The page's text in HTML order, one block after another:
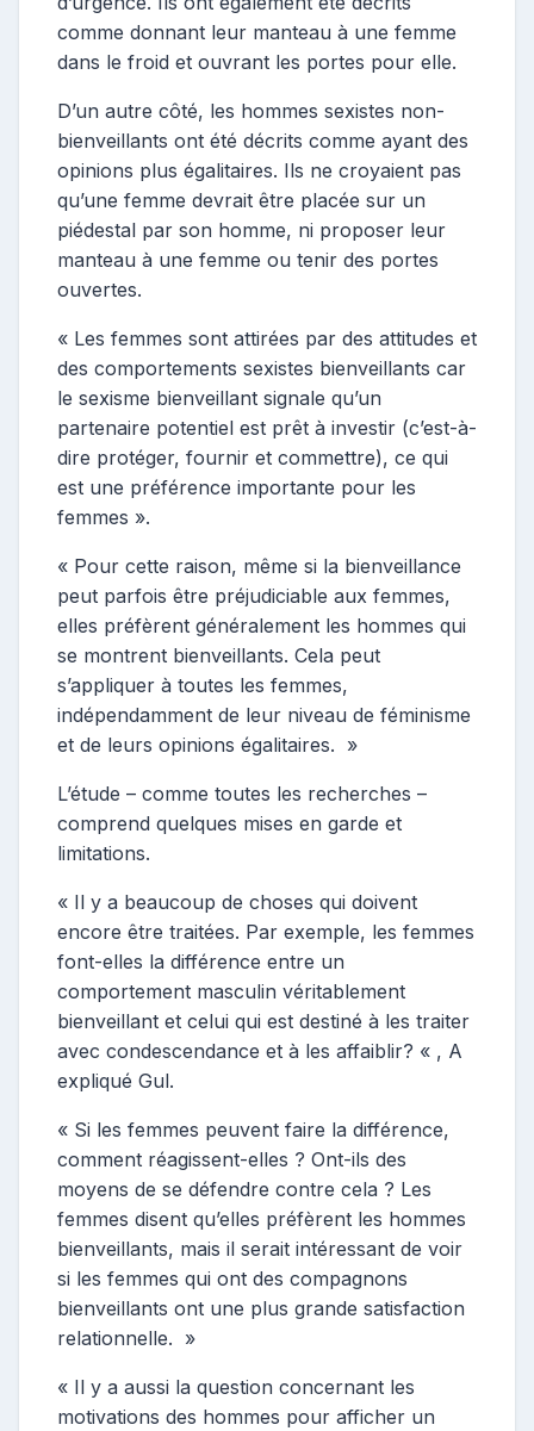
comme donnant leur manteau à une femme
dans le froid et ouvrant les portes pour elle.
D’un autre côté, les hommes sexistes non-
bienveillants ont été décrits comme ayant des
opinions plus égalitaires. Ils ne croyaient pas
qu’une femme devrait être placée sur un
piédestal par son homme, ni proposer leur
manteau à une femme ou tenir des portes
ouvertes.
« Les femmes sont attirées par des attitudes et
des comportements sexistes bienveillants car
le sexisme bienveillant signale qu’un
partenaire potentiel est prêt à investir (c’est-à-
dire protéger, fournir et commettre), ce qui
est une préférence importante pour les
femmes ».
« Pour cette raison, même si la bienveillance
peut parfois être préjudiciable aux femmes,
elles préfèrent généralement les hommes qui
se montrent bienveillants. Cela peut
s’appliquer à toutes les femmes,
indépendamment de leur niveau de féminisme
et de leurs opinions égalitaires. »
L’étude – comme toutes les recherches –
comprend quelques mises en garde et
limitations.
« Il y a beaucoup de choses qui doivent
encore être traitées. Par exemple, les femmes
font-elles la différence entre un
comportement masculin véritablement
bienveillant et celui qui est destiné à les traiter
avec condescendance et à les affaiblir? « , A
expliqué Gul.
« Si les femmes peuvent faire la différence,
comment réagissent-elles ? Ont-ils des
moyens de se défendre contre cela ? Les
femmes disent qu’elles préfèrent les hommes
bienveillants, mais il serait intéressant de voir
si les femmes qui ont des compagnons
bienveillants ont une plus grande satisfaction
relationnelle. »
« Il y a aussi la question concernant les
motivations des hommes pour afficher un